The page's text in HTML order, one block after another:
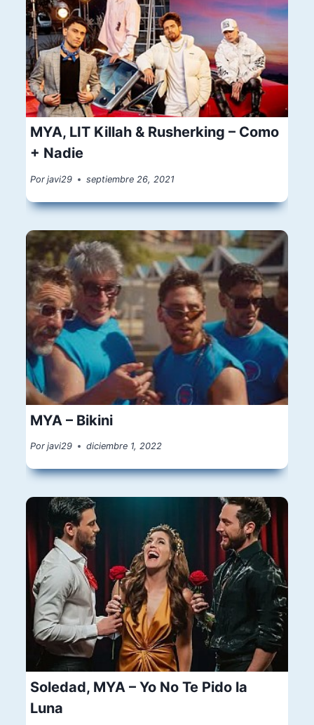
MYA, LIT Killah & Rusherking – Como
+ Nadie
Por javi29 septiembre 26, 2021
MYA – Bikini
Por javi29 diciembre 1, 2022
Soledad, MYA – Yo No Te Pido la
Luna